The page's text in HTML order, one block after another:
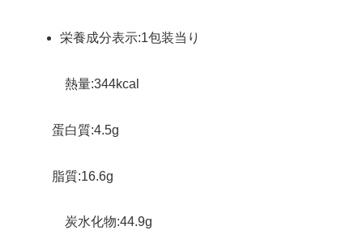
栄養成分表示:1包装当り
熱量:344kcal
蛋白質:4.5g
脂質:16.6g
炭水化物:44.9g